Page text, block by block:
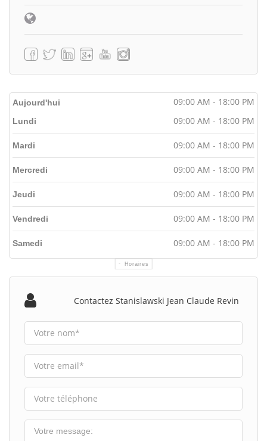
Aujourd'hui 09:00 AM - 18:00 PM
Horaires
Lundi 09:00 AM - 18:00 PM
Mardi 09:00 AM - 18:00 PM
Mercredi 09:00 AM - 18:00 PM
Jeudi 09:00 AM - 18:00 PM
Vendredi 09:00 AM - 18:00 PM
Samedi 09:00 AM - 18:00 PM
Contactez Stanislawski Jean Claude Revin